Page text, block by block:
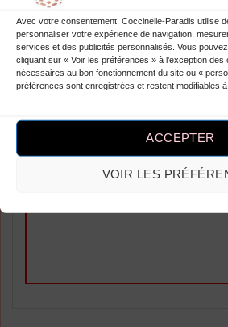
Avec votre consentement, Coccinelle-Paradis utilise
personnaliser votre expérience de navigation,
services et des publicités personnalisés. Vous
cliquant sur « Voir les préférences » à l’exception
nécessaires au bon fonctionnement du site ou «
préférences sont enregistrées et restent modifiables à
ACCEPTER
VOIR LES
Note5sur
5
Anabel Toinette–
Parfait, sublime.
Ajouter un Avis